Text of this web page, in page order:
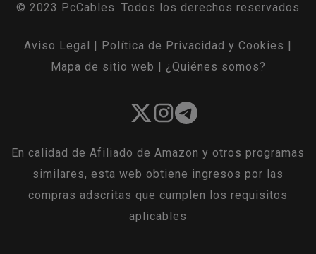
© 2023 PcCables. Todos los derechos reservados
Aviso Legal | Política de Privacidad y Cookies |
Mapa de sitio web | ¿Quiénes somos?
En calidad de Afiliado de Amazon y otros programas
similares, esta web obtiene ingresos por las
compras adscritas que cumplen los requisitos
aplicables